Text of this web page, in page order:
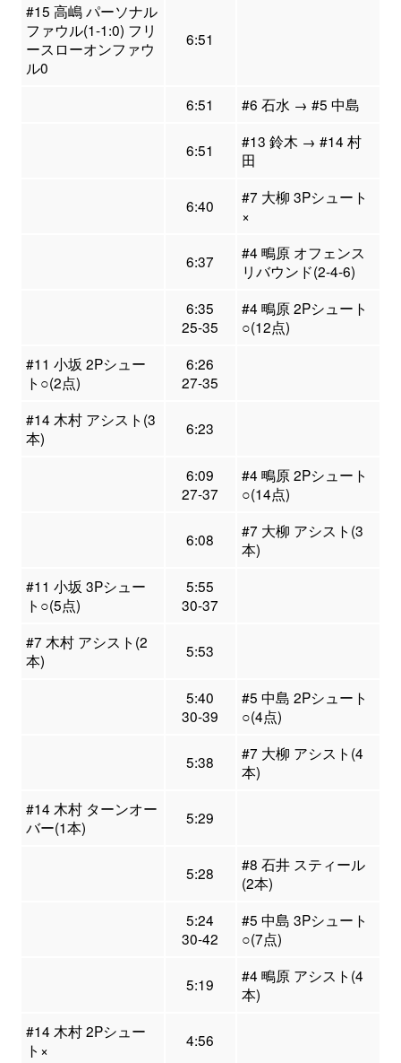
#15 高嶋 パーソナル
ファウル(1-1:0) フリ
ースローオンファウ
ル0
6:51
6:51 #6 石水 → #5 中島
6:51
#13 鈴木 → #14 村
田
6:40
#7 大柳 3Pシュート
×
6:37
#4 鴫原 オフェンス
リバウンド(2-4-6)
6:35
25-35
#4 鴫原 2Pシュート
○(12点)
#11 小坂 2Pシュー
ト○(2点)
6:26
27-35
#14 木村 アシスト(3
本)
6:23
6:09
27-37
#4 鴫原 2Pシュート
○(14点)
6:08
#7 大柳 アシスト(3
本)
#11 小坂 3Pシュー
ト○(5点)
5:55
30-37
#7 木村 アシスト(2
本)
5:53
5:40
30-39
#5 中島 2Pシュート
○(4点)
5:38
#7 大柳 アシスト(4
本)
#14 木村 ターンオー
バー(1本)
5:29
5:28
#8 石井 スティール
(2本)
5:24
30-42
#5 中島 3Pシュート
○(7点)
5:19
#4 鴫原 アシスト(4
本)
#14 木村 2Pシュー
ト×
4:56